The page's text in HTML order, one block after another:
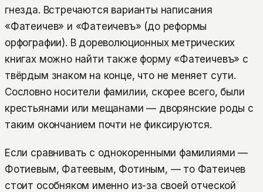
гнезда. Встречаются варианты написания
«Фатеичев» и «Фатеичевъ» (до реформы
орфографии). В дореволюционных метрических
книгах можно найти также форму «Фатеичевъ» с
твёрдым знаком на конце, что не меняет сути.
Сословно носители фамилии, скорее всего, были
крестьянами или мещанами — дворянские роды с
таким окончанием почти не фиксируются.
Если сравнивать с однокоренными фамилиями —
Фотиевым, Фатеевым, Фотиным, — то Фатеичев
стоит особняком именно из-за своей отческой